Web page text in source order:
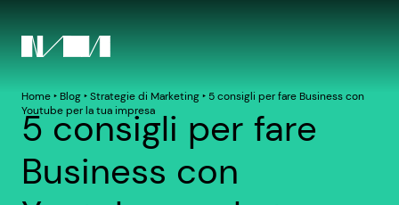
Home‣ Blog‣Strategie di Marketing‣ 5 consigli per fare Business con
Youtube per la tua impresa
5 consigli per fare
Business con